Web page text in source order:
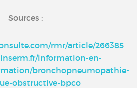
Sources :
rmr/article/266385
information-en-
bronchopneumopathie-
obstructive-bpco